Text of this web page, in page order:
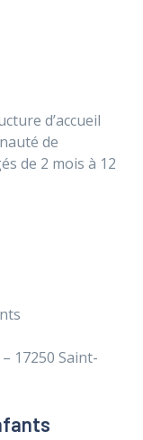
d’accueil
de
de 2 mois à 12
17250 Saint-